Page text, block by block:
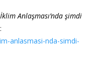
Anlaşması’nda şimdi
anlasmasi-nda-simdi-